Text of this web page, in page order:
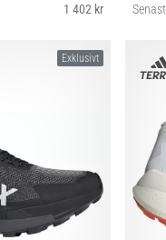
1 402 kr
Exklusivt